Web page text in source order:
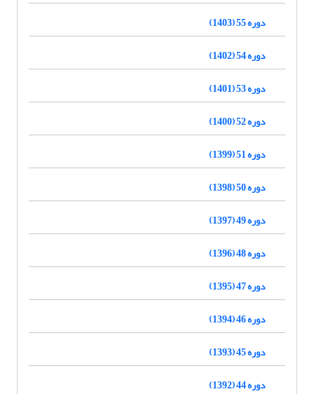
دوره 55 (1403)
دوره 54 (1402)
دوره 53 (1401)
دوره 52 (1400)
دوره 51 (1399)
دوره 50 (1398)
دوره 49 (1397)
دوره 48 (1396)
دوره 47 (1395)
دوره 46 (1394)
دوره 45 (1393)
دوره 44 (1392)